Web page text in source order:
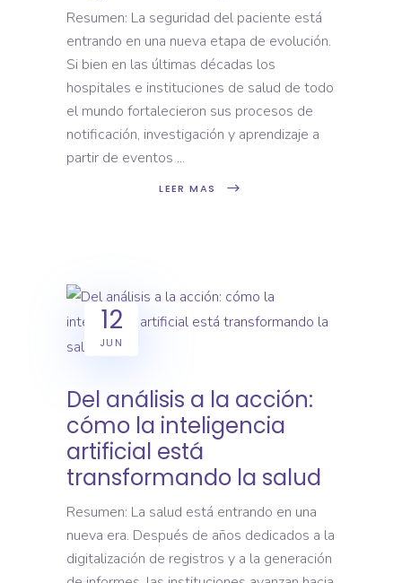
Resumen: La seguridad del paciente está
entrando en una nueva etapa de evolución.
Si bien en las últimas décadas los
hospitales e instituciones de salud de todo
el mundo fortalecieron sus procesos de
notificación, investigación y aprendizaje a
partir de eventos
LEER MAS
12
JUN
Del análisis a la acción:
cómo la inteligencia
artificial está
transformando la salud
Resumen: La salud está entrando en una
nueva era. Después de años dedicados a la
digitalización de registros y a la generación